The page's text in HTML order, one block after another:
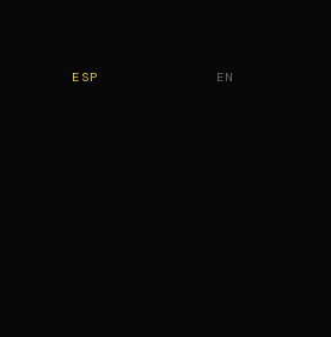
ESP EN